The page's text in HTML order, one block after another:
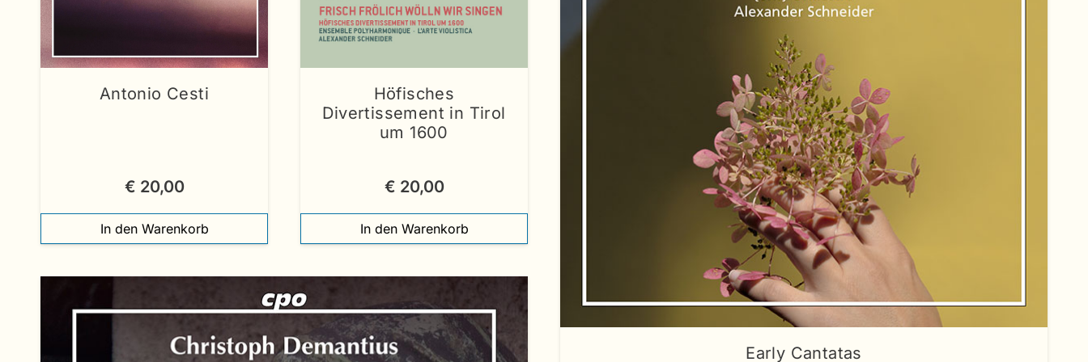
Antonio Cesti
€ 20,00
In den Warenkorb
Höfisches
Divertissement in Tirol
um 1600
€ 20,00
In den Warenkorb
Early Cantatas